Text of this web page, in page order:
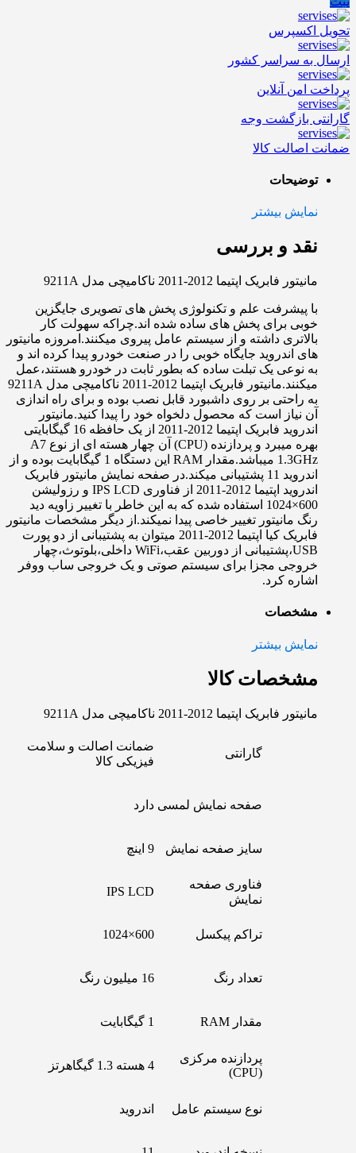
تحویل اکسپرس
ارسال به سراسر کشور
پرداخت امن آنلاین
گارانتی بازگشت وجه
ضمانت اصالت کالا
توضیحات
نمایش بیشتر
نقد و بررسی
مانیتور فابریک اپتیما 2012-2011 ناکامیچی مدل 9211A
با پیشرفت علم و تکنولوژی پخش های تصویری جایگزین
خوبی برای پخش های ساده شده اند.چراکه سهولت کار
بالاتری داشته و از سیستم عامل پیروی میکنند.امروزه مانیتور
های اندروید جایگاه خوبی را در صنعت خودرو پیدا کرده اند و
به نوعی یک تبلت ساده که بطور ثابت در خودرو هستند،عمل
میکنند.مانیتور فابریک اپتیما 2012-2011 ناکامیچی مدل 9211A
به راحتی بر روی داشبورد قابل نصب بوده و برای راه اندازی
آن نیاز است که محصول دلخواه خود را پیدا کنید.مانیتور
اندروید فابریک اپتیما 2012-2011 از یک حافظه 16 گیگابایتی
بهره میبرد و پردازنده (CPU) آن چهار هسته ای از نوع A7
1.3GHz میباشد.مقدار RAM این دستگاه 1 گیگابایت بوده و از
اندروید 11 پشتیبانی میکند.در صفحه نمایش مانیتور فابریک
اندروید اپتیما 2012-2011 از فناوری IPS LCD و رزولیشن
600×1024 استفاده شده که به این خاطر با تغییر زاویه دید
رنگ مانیتور تغییر خاصی پیدا نمیکند.از دیگر مشخصات مانیتور
فابریک کیا اپتیما 2012-2011 میتوان به پشتیبانی از دو پورت
USB،پشتیبانی از دوربین عقب،WiFi داخلی،بلوتوث،چهار
خروجی مجزا برای سیستم صوتی و یک خروجی ساب ووفر
اشاره کرد.
مشخصات
نمایش بیشتر
مشخصات کالا
مانیتور فابریک اپتیما 2012-2011 ناکامیچی مدل 9211A
گارانتی
ضمانت اصالت و سلامت
فیزیکی کالا
صفحه نمایش لمسی دارد
سایز صفحه نمایش 9 اینچ
فناوری صفحه
نمایش
IPS LCD
تراکم پیکسل 600×1024
تعداد رنگ 16 میلیون رنگ
مقدار RAM 1 گیگابایت
پردازنده مرکزی
(CPU)
4 هسته 1.3 گیگاهرتز
نوع سیستم عامل اندروید